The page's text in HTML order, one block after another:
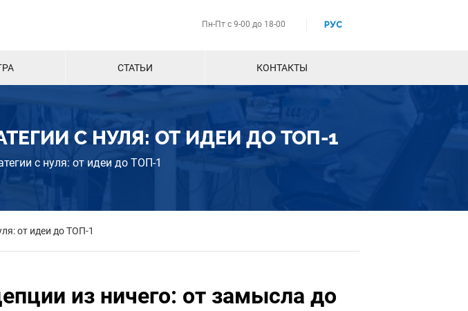
Пн-Пт с 9-00 до 18-00 РУС
СТАТЬИ КОНТАКТЫ
С НУЛЯ: ОТ ИДЕИ ДО ТОП-1
с нуля: от идеи до ТОП-1
от идеи до ТОП-1
из ничего: от замысла до